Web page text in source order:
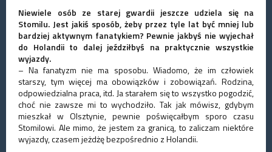
Niewiele osób ze starej gwardii jeszcze udziela się na
Stomilu. Jest jakiś sposób, żeby przez tyle lat być mniej lub
bardziej aktywnym fanatykiem? Pewnie jakbyś nie wyjechał
do Holandii to dalej jeździłbyś na praktycznie wszystkie
wyjazdy.
– Na fanatyzm nie ma sposobu. Wiadomo, że im człowiek
starszy, tym więcej ma obowiązków i zobowiązań. Rodzina,
odpowiedzialna praca, itd. Ja starałem się to wszystko pogodzić,
choć nie zawsze mi to wychodziło. Tak jak mówisz, gdybym
mieszkał w Olsztynie, pewnie poświęcałbym sporo czasu
Stomilowi. Ale mimo, że jestem za granicą, to zaliczam niektóre
wyjazdy, czasem jeżdżę bezpośrednio z Holandii.